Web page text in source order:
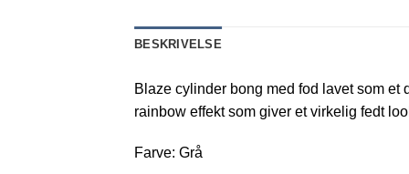
BESKRIVELSE
Blaze cylinder bong med fod lavet som
rainbow effekt som giver et virkelig fedt
Farve: Grå